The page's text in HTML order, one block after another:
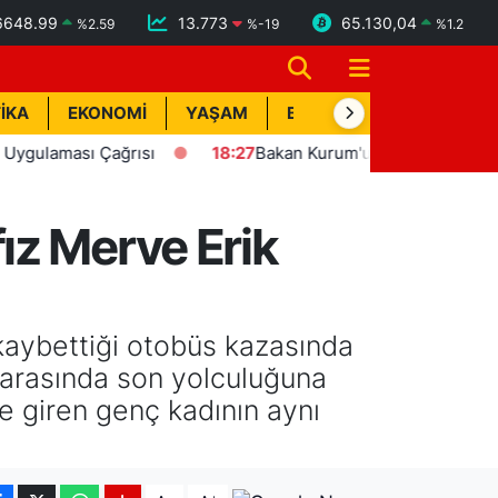
%2.59 13.773 %-19 65.130,04 %1.2
EKONOMİ YAŞAM BİK İLAN
Çağrısı 18:27 Bakan Kurum'un katılımıyla
Merve Erik
otobüs kazasında
son yolculuğuna
genç kadının aynı